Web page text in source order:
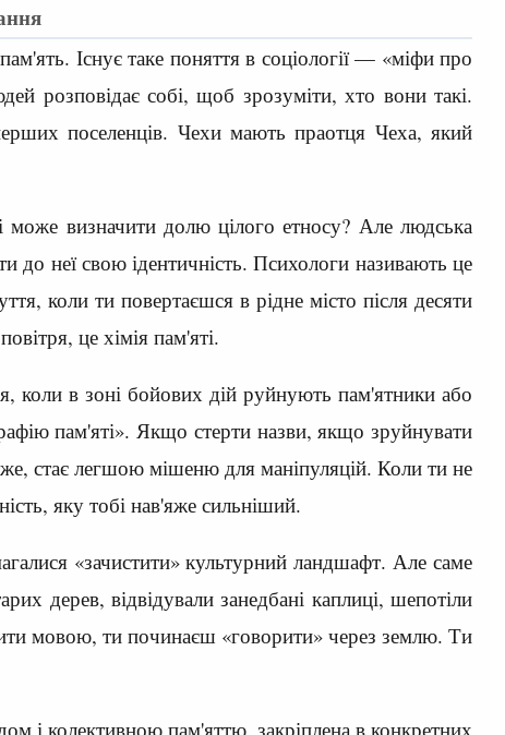
Існує таке поняття в соціології — «міфи про
розповідає собі, щоб зрозуміти, хто вони такі.
поселенців. Чехи мають праотця Чеха, який
може визначити долю цілого етносу? Але людська
до неї свою ідентичність. Психологи називають це
коли ти повертаєшся в рідне місто після десяти
це хімія пам'яті.
коли в зоні бойових дій руйнують пам'ятники або
пам'яті». Якщо стерти назви, якщо зруйнувати
стає легшою мішеню для маніпуляцій. Коли ти не
яку тобі нав'яже сильніший.
«зачистити» культурний ландшафт. Але саме
дерев, відвідували занедбані каплиці, шепотіли
мовою, ти починаєш «говорити» через землю. Ти
і колективною пам'яттю, закріплена в конкретних